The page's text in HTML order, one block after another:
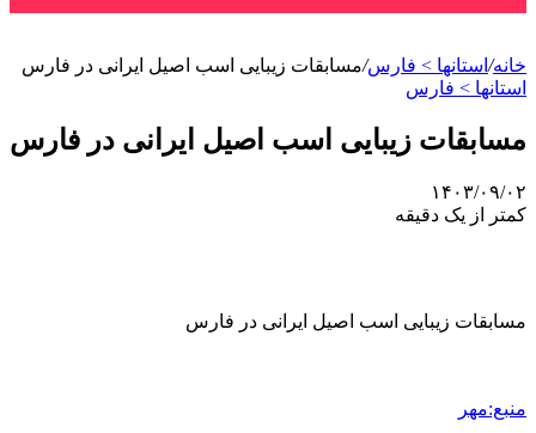
خانه/ استانها > فارس/مسابقات زیبایی اسب اصیل ایرانی در فارس
استانها > فارس
مسابقات زیبایی اسب اصیل ایرانی در فارس
۱۴۰۳/۰۹/۰۲
کمتر از یک دقیقه
مسابقات زیبایی اسب اصیل ایرانی در فارس
منبع:مهر